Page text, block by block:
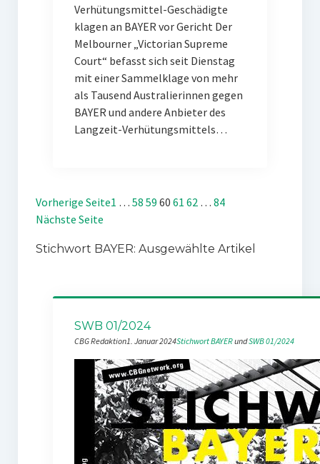
Verhütungsmittel-Geschädigte
klagen an BAYER vor Gericht Der
Melbourner „Victorian Supreme
Court“ befasst sich seit Dienstag
mit einer Sammelklage von mehr
als Tausend Australierinnen gegen
BAYER und andere Anbieter des
Langzeit-Verhütungsmittels…
Vorherige Seite1 … 58 59 60 61 62 … 84
Nächste Seite
Stichwort BAYER: Ausgewählte Artikel
SWB 01/2024
CBG Redaktion1. Januar 2024Stichwort BAYER und SWB 01/2024